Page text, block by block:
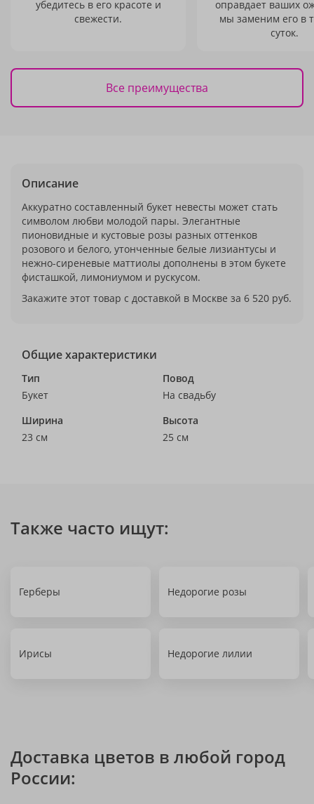
убедитесь в его красоте и
свежести.
оправдает ваших
мы заменим его в
суток.
Все преимущества
Описание
Аккуратно составленный букет невесты может стать
символом любви молодой пары. Элегантные
пионовидные и кустовые розы разных оттенков
розового и белого, утонченные белые лизиантусы и
нежно-сиреневые маттиолы дополнены в этом букете
фисташкой, лимониумом и рускусом.
Закажите этот товар с доставкой в Москве за 6 520 руб.
Общие характеристики
Тип
Букет
Повод
На свадьбу
Ширина
23 см
Высота
25 см
Также часто ищут:
Герберы Недорогие розы
Ирисы Недорогие лилии
Доставка цветов в любой город
России: